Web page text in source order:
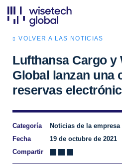
VOLVER A LAS NOTICIAS
Lufthansa Cargo y
Global lanzan una
reservas
Categoría
Noticias de la empresa
Fecha
19 de octubre de 2021
Compartir